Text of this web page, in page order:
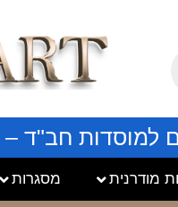
למוסדות חב"ד
מודרנית מסגרות